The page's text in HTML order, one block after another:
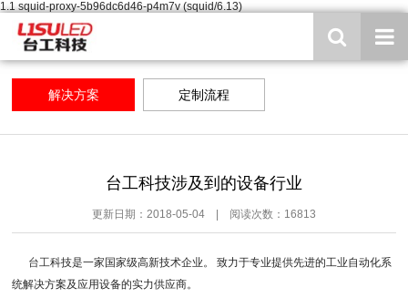
1.1 squid-proxy-5b96dc6d46-p4m7v (squid/6.13)
解决方案 定制流程
台工科技涉及到的设备行业
更新日期：2018-05-04 | 阅读次数：16813
台工科技是一家国家级高新技术企业。 致力于专业提供先进的工业自动化系
统解决方案及应用设备的实力供应商。